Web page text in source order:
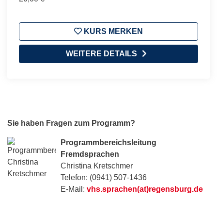
KURS MERKEN
WEITERE DETAILS
Sie haben Fragen zum Programm?
Programmbereichsleitung
Fremdsprachen
Christina Kretschmer
Telefon: (0941) 507-1436
E-Mail: vhs.sprachen(at)regensburg.de